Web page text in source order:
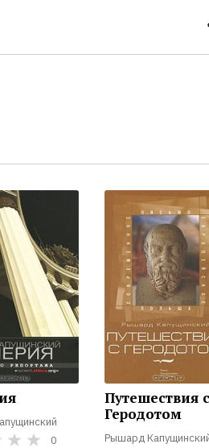
0
Путешествия с
Геродотом
Рышард